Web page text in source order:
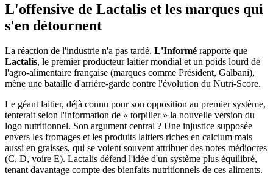
L'offensive de Lactalis et les marques qui
s'en détournent
La réaction de l'industrie n'a pas tardé. L'Informé rapporte que
Lactalis, le premier producteur laitier mondial et un poids lourd de
l'agro-alimentaire française (marques comme Président, Galbani),
mène une bataille d'arrière-garde contre l'évolution du Nutri-Score.
Le géant laitier, déjà connu pour son opposition au premier système,
tenterait selon l'information de « torpiller » la nouvelle version du
logo nutritionnel. Son argument central ? Une injustice supposée
envers les fromages et les produits laitiers riches en calcium mais
aussi en graisses, qui se voient souvent attribuer des notes médiocres
(C, D, voire E). Lactalis défend l'idée d'un système plus équilibré,
tenant davantage compte des bienfaits nutritionnels de ces aliments.